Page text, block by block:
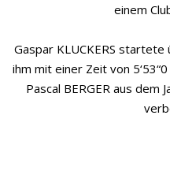
einem
Gaspar KLUCKERS
ihm mit einer Zeit von
Pascal BERGER aus dem